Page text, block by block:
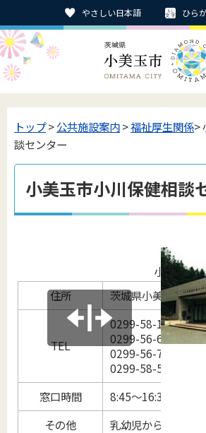
やさしい日本語 ひら
トップ>公共施設案内>福祉厚生関係>
談センター
小美玉市小川保健相談
小川保健
住所 茨城県小美玉市小
TEL
0299-58-1411 小
0299-56-6640 小
0299-56-7720 小
0299-58-5102 小
窓口時間
8:45～16:30 (平日)
その他
乳幼児から高齢者